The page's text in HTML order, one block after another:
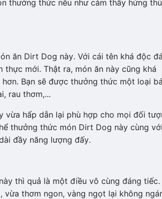
thưởng thức nếu như cảm thấy hứng thú
ăn Dirt Dog này. Với cái tên khá độc
mới. Thật ra, món ăn này cũng khá
Bạn sẽ được thưởng thức một loại
rau thơm,...
vừa hấp dẫn lại phù hợp cho mọi đối
thưởng thức món Dirt Dog này cùng với
đầy năng lượng đấy.
thì quả là một điều vô cùng đáng tiếc.
thơm ngon, vàng ngọt lại không